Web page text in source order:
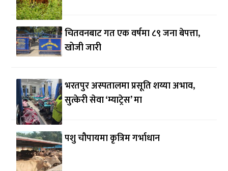
चितवनबाट गत एक वर्षमा ८९ जना बेपत्ता,
खोजी जारी
भरतपुर अस्पतालमा प्रसूति शय्या अभाव,
सुत्केरी सेवा ‘म्याट्रेस’ मा
पशु चौपायमा कृत्रिम गर्भाधान